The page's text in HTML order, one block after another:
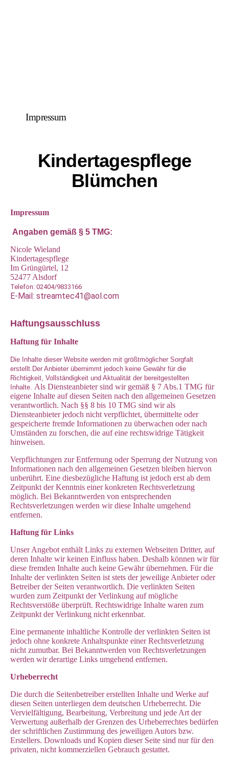
Impressum
Kindertagespflege
Blümchen
Impressum
Angaben gemäß § 5 TMG:
Nicole Wieland
Kindertagespflege
Im Grüngürtel, 12
52477 Alsdorf
Telefon: 02404/9833166
E-Mail: streamtec41@aol.com
Haftungsausschluss
Haftung für Inhalte
Die Inhalte dieser Website werden mit größtmöglicher Sorgfalt
erstellt. Der Anbieter übernimmt jedoch keine Gewähr für die
Richtigkeit, Vollständigkeit und Aktualität der bereitgestellten
Inhalte. Als Diensteanbieter sind wir gemäß § 7 Abs.1 TMG für
eigene Inhalte auf diesen Seiten nach den allgemeinen Gesetzen
verantwortlich. Nach §§ 8 bis 10 TMG sind wir als
Diensteanbieter jedoch nicht verpflichtet, übermittelte oder
gespeicherte fremde Informationen zu überwachen oder nach
Umständen zu forschen, die auf eine rechtswidrige Tätigkeit
hinweisen.
Verpflichtungen zur Entfernung oder Sperrung der Nutzung von
Informationen nach den allgemeinen Gesetzen bleiben hiervon
unberührt. Eine diesbezügliche Haftung ist jedoch erst ab dem
Zeitpunkt der Kenntnis einer konkreten Rechtsverletzung
möglich. Bei Bekanntwerden von entsprechenden
Rechtsverletzungen werden wir diese Inhalte umgehend
entfernen.
Haftung für Links
Unser Angebot enthält Links zu externen Webseiten Dritter, auf
deren Inhalte wir keinen Einfluss haben. Deshalb können wir für
diese fremden Inhalte auch keine Gewähr übernehmen. Für die
Inhalte der verlinkten Seiten ist stets der jeweilige Anbieter oder
Betreiber der Seiten verantwortlich. Die verlinkten Seiten
wurden zum Zeitpunkt der Verlinkung auf mögliche
Rechtsverstöße überprüft. Rechtswidrige Inhalte waren zum
Zeitpunkt der Verlinkung nicht erkennbar.
Eine permanente inhaltliche Kontrolle der verlinkten Seiten ist
jedoch ohne konkrete Anhaltspunkte einer Rechtsverletzung
nicht zumutbar. Bei Bekanntwerden von Rechtsverletzungen
werden wir derartige Links umgehend entfernen.
Urheberrecht
Die durch die Seitenbetreiber erstellten Inhalte und Werke auf
diesen Seiten unterliegen dem deutschen Urheberrecht. Die
Vervielfältigung, Bearbeitung, Verbreitung und jede Art der
Verwertung außerhalb der Grenzen des Urheberrechtes bedürfen
der schriftlichen Zustimmung des jeweiligen Autors bzw.
Erstellers. Downloads und Kopien dieser Seite sind nur für den
privaten, nicht kommerziellen Gebrauch gestattet.